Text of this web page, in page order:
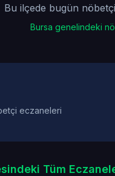
Bu ilçede bugün
Bursa genelindeki
eczaneleri
Tüm